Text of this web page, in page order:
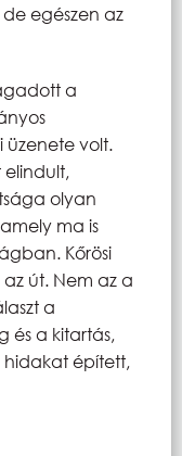
egészen az
a
üzenete volt.
elindult,
olyan
ma is
Kőrösi
út. Nem az a
a
és a kitartás,
hidakat épített,